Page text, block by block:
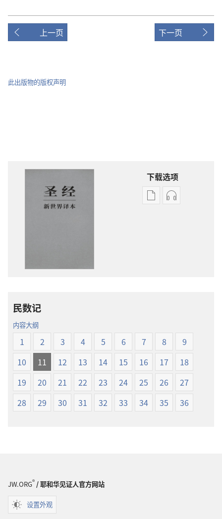
上一页 下一页
此出版物的版权声明
下载选项
电
新
界
译
录
译
民数记
内容大纲
1 2 3 4 5 6 7 8
9
10
11 12 13 14 15 16 17
18
19
20 21 22 23 24 25 26
27
28
29 30 31 32 33 34 35 36
JW.ORG® / 耶和华见证人官方网站
设置外观